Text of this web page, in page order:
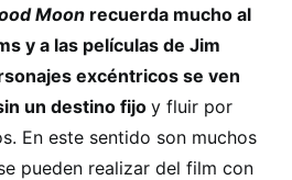
Moon recuerda mucho al
y a las películas de Jim
excéntricos se ven
un destino fijo y fluir por
En este sentido son muchos
pueden realizar del film con